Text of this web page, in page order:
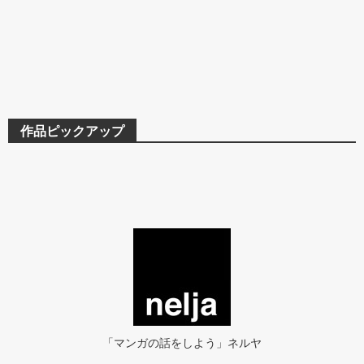
作品ピックアップ
「マンガの話をしよう」ネルヤ